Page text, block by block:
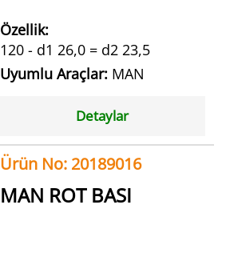
Özellik:
120 - d1 26,0 = d2 23,5
Uyumlu Araçlar: MAN
Detaylar
Ürün No: 20189016
MAN ROT BASI